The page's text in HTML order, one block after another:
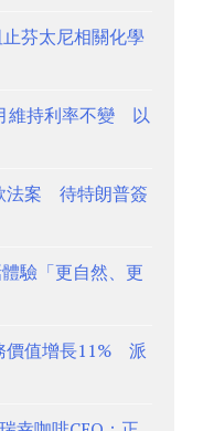
芬太尼相關化學
維持利率不變 以
法案 待特朗普簽
驗「更自然、更
價值增長11% 派